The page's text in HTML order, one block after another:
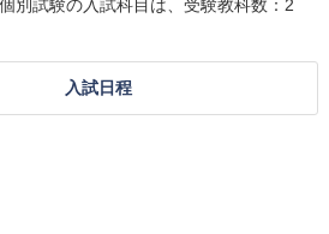
別試験の入試科目は、受験教科数：2
入試日程